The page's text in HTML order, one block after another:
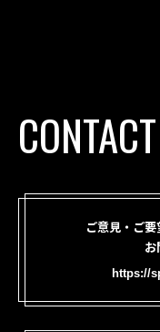
CONTACT
ご意見・ご
お
https://